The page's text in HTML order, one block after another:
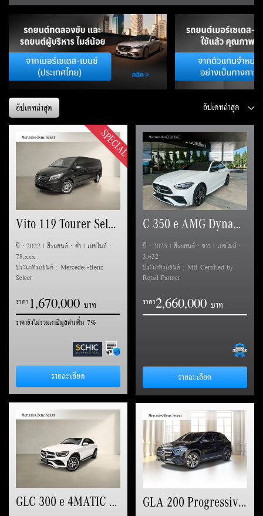
อัปเดทล่าสุด
SPECIAL
Vito 119 Tourer Select
ปี : 2022 | สีรถยนต์ : ดำ | เลขไมล์ :
78,xxx
ประเภทรถยนต์ : Mercedes-Benz
Select
ราคา1,670,000
ราคายังไม่รวมภาษีมูลค่าเพิ่ม 7%
รายละเอียด
C 350 e AMG Dynamic (W206)
ปี : 2025 | สีรถยนต์ : ขาว | เลขไมล์ :
3,632
ประเภทรถยนต์ : MB Certified by
Retail Partner
ราคา2,660,000
รายละเอียด
GLC 300 e 4MATIC Coupe AMG Dynamic (C253) GLA 200 Progressive (H247)